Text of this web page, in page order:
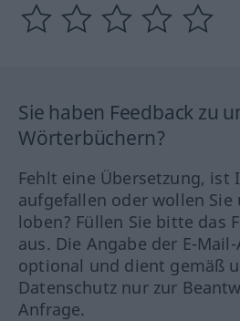
Sie haben Feedback zu
Wörterbüchern?
Fehlt eine Übersetzung, ist
aufgefallen oder wollen Sie
loben? Füllen Sie bitte das
aus. Die Angabe der E-
optional und dient gemäß
Datenschutz nur zur
Anfrage.